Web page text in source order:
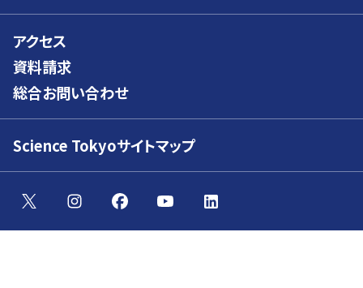
アクセス
資料請求
総合お問い合わせ
Science Tokyoサイトマップ